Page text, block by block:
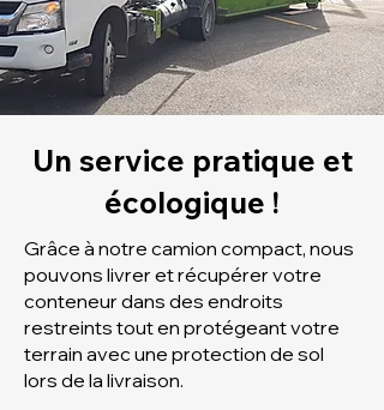
Un service pratique et
écologique !
Grâce à notre camion compact, nous
pouvons livrer et récupérer votre
conteneur dans des endroits
restreints tout en protégeant votre
terrain avec une protection de sol
lors de la livraison.